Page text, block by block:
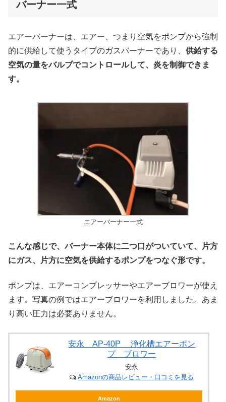
バーナー一式
エアーバーナーは、エアー、つまり空気をポンプから強制
的に供給して使うタイプのガスバーナーであり、 供給する
空気の量をバルブでコントロールして、炎を制御できま
す。
エアーバーナー一式
こんな感じで、バーナー本体に二つ口がついていて、片方
にガス、片方に空気を供給するポンプをつなぐ形です。
ポンプは、エアーコンプレッサーやエアーブロワーが使え
ます。写真の例ではエアーブロワーを利用しました。あま
り高い圧力は必要ありません。
安永 AP-40P 浄化槽エアーポン
プ ブロワー
安永
Amazonの商品レビュー・口コミを見る
Amazon